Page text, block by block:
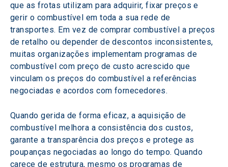
que as frotas utilizam para adquirir, fixar preços e
gerir o combustível em toda a sua rede de
transportes. Em vez de comprar combustível a preços
de retalho ou depender de descontos inconsistentes,
muitas organizações implementam programas de
combustível com preço de custo acrescido que
vinculam os preços do combustível a referências
negociadas e acordos com fornecedores.
Quando gerida de forma eficaz, a aquisição de
combustível melhora a consistência dos custos,
garante a transparência dos preços e protege as
poupanças negociadas ao longo do tempo. Quando
carece de estrutura, mesmo os programas de